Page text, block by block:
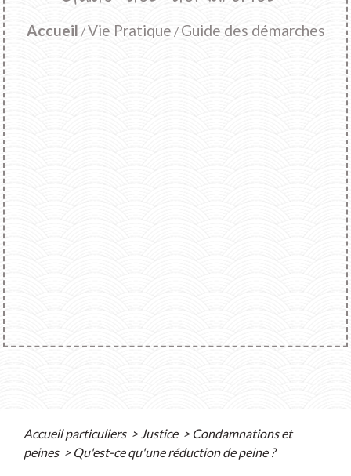
Accueil /Vie Pratique / Guide des démarches
Accueil particuliers > Justice > Condamnations et
peines > Qu'est-ce qu'une réduction de peine ?